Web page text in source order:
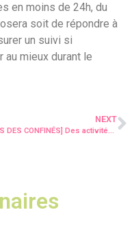
en moins de 24h, du
soit de répondre à
un suivi si
mieux durant le
NEXT
[DÉFIS DES CONFINÉS] Des activités pour s’amuser confinés !